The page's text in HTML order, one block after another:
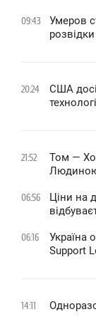
09:43
Умеров
20:24
США
21:52
Том —
06:56
Ціни на
06:16
Україна
Support
14:11